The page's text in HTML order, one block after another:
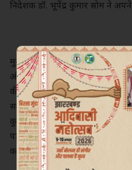
निदेशक डॉ. भूपेंद्र कुमार सोम ने अपने
मुख्य अतिथि के रूप में प्रसिद्ध
और भोजपुरी सुपरस्टारपवन सिंह
की भव्यता को और बढ़ा दिया। डॉ.
सर्वांगीण विकास की प्रतिबद्धता
कुमार सिंह ने संस्थान की वैश्विक
पहलुओं पर प्रकाश डाला। उन्होंने
कड़ी मेहनत को जीवन का मूल मंत्र